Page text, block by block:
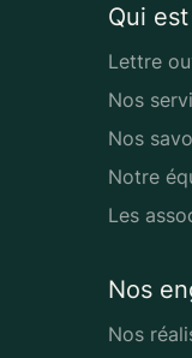
Qui
Lettre
Nos
Nos
Notre
Les
Nos
Nos